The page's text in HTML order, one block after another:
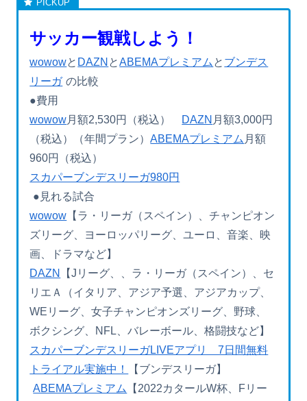
サッカー観戦しよう！
wowowと DAZN とABEMAプレミアム と ブンデス
リーガ の比較
●費用
wowow月額2,530円（税込） DAZN 月額3,000円
（税込）（年間プラン）ABEMAプレミアム 月額
960円（税込）
スカパーブンデスリーガ980円
●見れる試合
wowow 【ラ・リーガ（スペイン）、チャンピオン
ズリーグ、ヨーロッパリーグ、ユーロ、音楽、映
画、ドラマなど】
DAZN
【Jリーグ、、ラ・リーガ（スペイン）、セ
リエＡ（イタリア、アジア予選、アジアカップ、
WEリーグ、女子チャンピオンズリーグ、野球、
ボクシング、NFL、バレーボール、格闘技など】
スカパーブンデスリーガLIVEアプリ 7日間無料
トライアル実施中！
【ブンデスリーガ】
ABEMAプレミアム
【2022カタールW杯、Fリー